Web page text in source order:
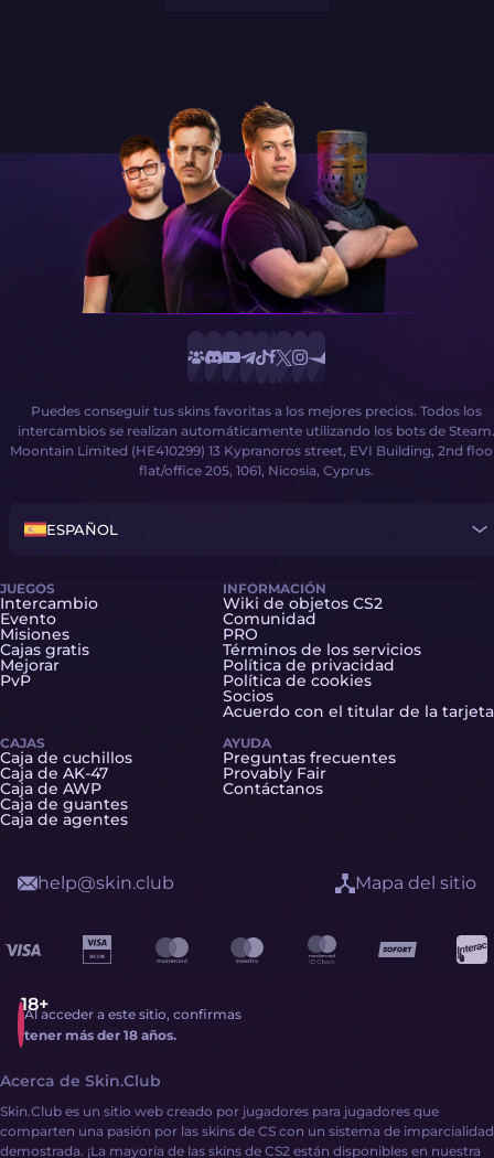
Puedes conseguir tus skins favoritas a los mejores precios. Todos los
intercambios se realizan automáticamente utilizando los bots de Steam.
Moontain Limited (HE410299) 13 Kypranoros street, EVI Building, 2nd
flat/office 205, 1061, Nicosia, Cyprus.
ESPAÑOL
JUEGOS
Intercambio
Evento
Misiones
Cajas gratis
Mejorar
PvP
CAJAS
Caja de cuchillos
Caja de AK-47
Caja de AWP
Caja de guantes
Caja de agentes
INFORMACIÓN
Wiki de objetos CS2
Comunidad
PRO
Términos de los servicios
Política de privacidad
Política de cookies
Socios
Acuerdo con el titular de la tarjeta
AYUDA
Preguntas frecuentes
Provably Fair
Contáctanos
Al acceder a este sitio, confirmas
tener más der 18 años.
help@skin.club Mapa del sitio
Acerca de Skin.Club
Skin.Club es un sitio web creado por jugadores para jugadores que
comparten una pasión por las skins de CS con un sistema de imparcialidad
demostrada. ¡La mayoría de las skins de CS2 están disponibles en nuestra